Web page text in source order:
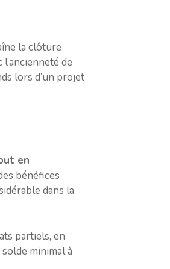
la clôture
de
lors d’un projet
en
bénéfices
dans la
partiels, en
minimal à